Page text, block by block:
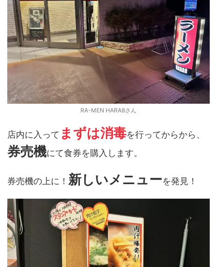
RA-MEN HARA8さん
店内に入って まずは消毒を行ってからから、
券売機にて食券を購入します。
券売機の上に！ 新しいメニューを発見！